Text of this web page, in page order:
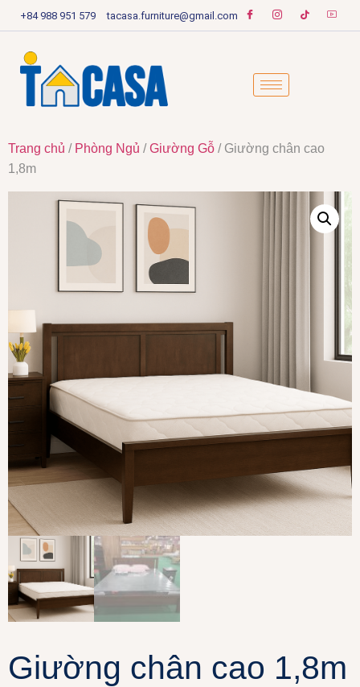
+84 988 951 579 tacasa.furniture@gmail.com
Trang chủ / Phòng Ngủ /Giường Gỗ / Giường chân cao
1,8m
Giường chân cao 1,8m